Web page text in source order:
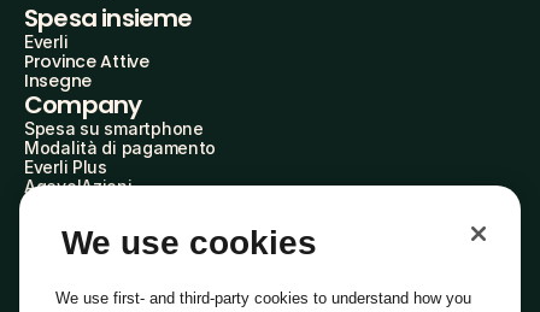
Spesa insieme
Everli
Province Attive
Insegne
Company
Spesa su smartphone
Modalità di pagamento
Everli Plus
AgevolAzioni
Everli Shoppers
Scopri chi siamo
We use cookies
We use first- and third-party cookies to understand how you